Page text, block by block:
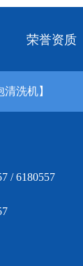
荣誉资质
清洗机】
/ 6180557